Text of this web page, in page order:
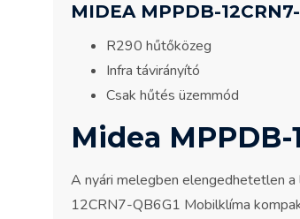
MIDEA MPPDB-
R290 hűtőközeg
Infra távirányító
Csak hűtés üzemmód
Midea MPPDB-
A nyári melegben elengedhetetlen
12CRN7-QB6G1 Mobilklíma